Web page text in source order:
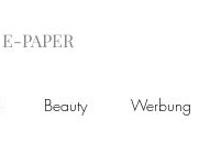
E-PAPER
Beauty Werbung